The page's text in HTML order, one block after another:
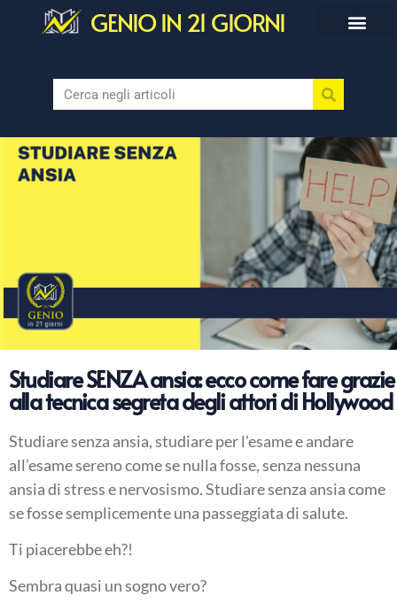
GENIO IN 21 GIORNI
Studiare SENZA ansia: ecco come fare grazie
alla tecnica segreta degli attori di Hollywood
Studiare senza ansia, studiare per l’esame e andare
all’esame sereno come se nulla fosse, senza nessuna
ansia di stress e nervosismo. Studiare senza ansia come
se fosse semplicemente una passeggiata di salute.
Ti piacerebbe eh?!
Sembra quasi un sogno vero?